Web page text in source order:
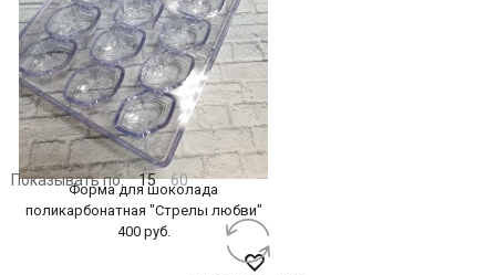
Нет в наличии
Форма для шоколада
поликарбонатная "Стрелы любви"
400 руб.
Показывать по: 15 60